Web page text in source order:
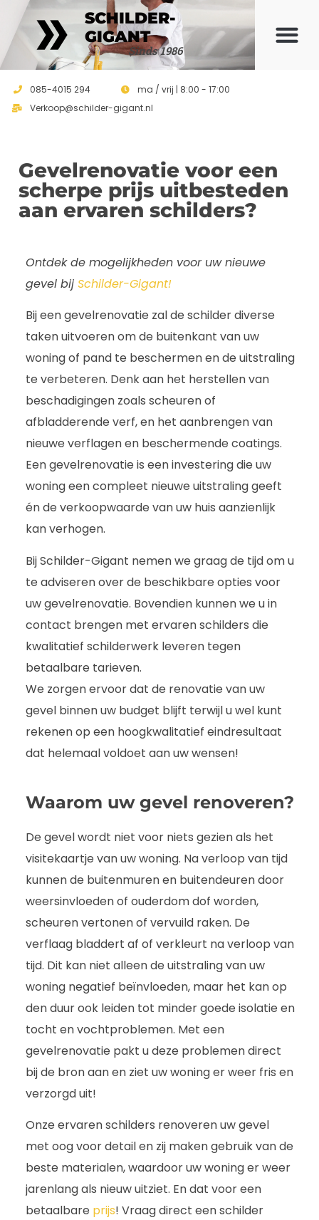
SCHILDER-
GIGANT
Sinds 1986
085-4015 294
ma / vrij | 8:00 - 17:00
Verkoop@schilder-gigant.nl
Gevelrenovatie voor een
scherpe prijs uitbesteden
aan ervaren schilders?
Ontdek de mogelijkheden voor uw nieuwe
gevel bij Schilder-Gigant!
Bij een gevelrenovatie zal de schilder diverse
taken uitvoeren om de buitenkant van uw
woning of pand te beschermen en de uitstraling
te verbeteren. Denk aan het herstellen van
beschadigingen zoals scheuren of
afbladderende verf, en het aanbrengen van
nieuwe verflagen en beschermende coatings.
Een gevelrenovatie is een investering die uw
woning een compleet nieuwe uitstraling geeft
én de verkoopwaarde van uw huis aanzienlijk
kan verhogen.
Bij Schilder-Gigant nemen we graag de tijd om u
te adviseren over de beschikbare opties voor
uw gevelrenovatie. Bovendien kunnen we u in
contact brengen met ervaren schilders die
kwalitatief schilderwerk leveren tegen
betaalbare tarieven.
We zorgen ervoor dat de renovatie van uw
gevel binnen uw budget blijft terwijl u wel kunt
rekenen op een hoogkwalitatief eindresultaat
dat helemaal voldoet aan uw wensen!
Waarom uw gevel renoveren?
De gevel wordt niet voor niets gezien als het
visitekaartje van uw woning. Na verloop van tijd
kunnen de buitenmuren en buitendeuren door
weersinvloeden of ouderdom dof worden,
scheuren vertonen of vervuild raken. De
verflaag bladdert af of verkleurt na verloop van
tijd. Dit kan niet alleen de uitstraling van uw
woning negatief beïnvloeden, maar het kan op
den duur ook leiden tot minder goede isolatie en
tocht en vochtproblemen. Met een
gevelrenovatie pakt u deze problemen direct
bij de bron aan en ziet uw woning er weer fris en
verzorgd uit!
Onze ervaren schilders renoveren uw gevel
met oog voor detail en zij maken gebruik van de
beste materialen, waardoor uw woning er weer
jarenlang als nieuw uitziet. En dat voor een
betaalbare prijs! Vraag direct een schilder